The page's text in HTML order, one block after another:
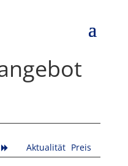
Aktualität Preis